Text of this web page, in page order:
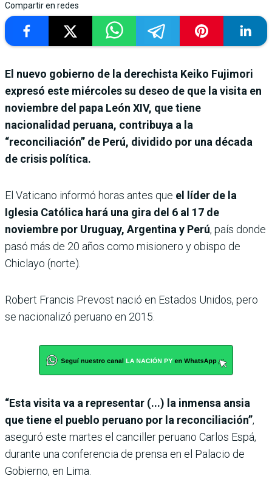
Compartir en redes
El nuevo gobierno de la derechista Keiko Fujimori
expresó este miércoles su deseo de que la visita en
noviembre del papa León XIV, que tiene
nacionalidad peruana, contribuya a la
“reconciliación” de Perú, dividido por una década
de crisis política.
El Vaticano informó horas antes que el líder de la
Iglesia Católica hará una gira del 6 al 17 de
noviembre por Uruguay, Argentina y Perú, país donde
pasó más de 20 años como misionero y obispo de
Chiclayo (norte).
Robert Francis Prevost nació en Estados Unidos, pero
se nacionalizó peruano en 2015.
“Esta visita va a representar (...) la inmensa ansia
que tiene el pueblo peruano por la reconciliación”,
aseguró este martes el canciller peruano Carlos Espá,
durante una conferencia de prensa en el Palacio de
Gobierno, en Lima.